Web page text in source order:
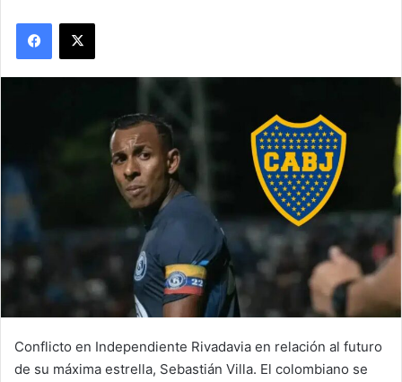
Facebook
X
Conflicto en Independiente Rivadavia en relación al futuro
de su máxima estrella, Sebastián Villa. El colombiano se